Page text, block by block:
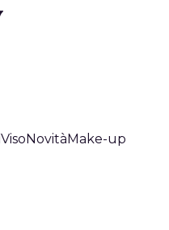
Viso Novità Make-up